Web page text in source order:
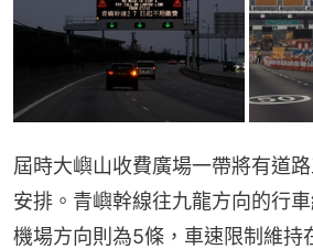
屆時大嶼山收費廣場一帶將有道
安排。青嶼幹線往九龍方向的行
機場方向則為5條，車速限制維持